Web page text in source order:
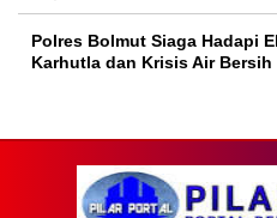
Polres Bolmut Siaga Hadapi
Karhutla dan Krisis Air Bersih